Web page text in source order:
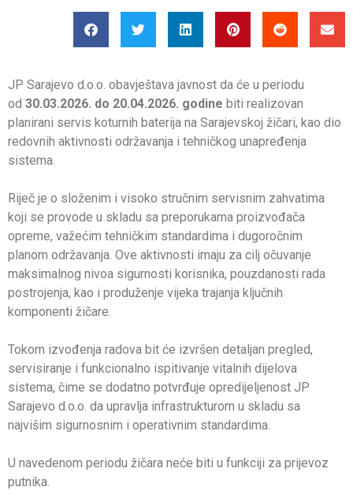
JP Sarajevo d.o.o. obavještava javnost da će u periodu
od 30.03.2026. do 20.04.2026. godine biti realizovan
planirani servis koturnih baterija na Sarajevskoj žičari, kao dio
redovnih aktivnosti održavanja i tehničkog unapređenja
sistema.
Riječ je o složenim i visoko stručnim servisnim zahvatima
koji se provode u skladu sa preporukama proizvođača
opreme, važećim tehničkim standardima i dugoročnim
planom održavanja. Ove aktivnosti imaju za cilj očuvanje
maksimalnog nivoa sigurnosti korisnika, pouzdanosti rada
postrojenja, kao i produženje vijeka trajanja ključnih
komponenti žičare.
Tokom izvođenja radova bit će izvršen detaljan pregled,
servisiranje i funkcionalno ispitivanje vitalnih dijelova
sistema, čime se dodatno potvrđuje opredijeljenost JP
Sarajevo d.o.o. da upravlja infrastrukturom u skladu sa
najvišim sigurnosnim i operativnim standardima.
U navedenom periodu žičara neće biti u funkciji za prijevoz
putnika.